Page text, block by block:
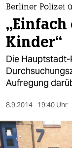
themen
politik
öko
gesellschaft
sport
berlin
Berliner Polizei
Kinder“
Die
Aufregung
8.9.2014 19:40 Uhr